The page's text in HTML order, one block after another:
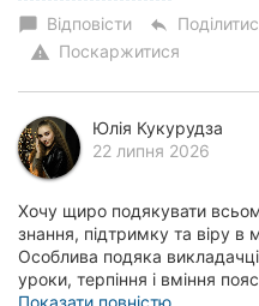
chat_bubble Відповісти reply
warning Поскаржитися
Юлія Кукурудза
22 липня 2026
Хочу щиро подякувати
знання, підтримку та віру
Особлива подяка викладачці
уроки, терпіння і вміння
Величезне дякую моєму
Показати повністю